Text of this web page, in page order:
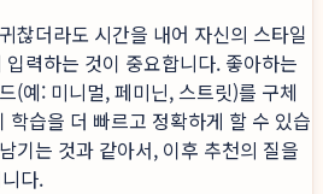
찮더라도 시간을 내어 자신의 스타일
력하는 것이 중요합니다. 좋아하는
(예: 미니멀, 페미닌, 스트릿)를 구체
학습을 더 빠르고 정확하게 할 수 있습
기는 것과 같아서, 이후 추천의 질을
다.